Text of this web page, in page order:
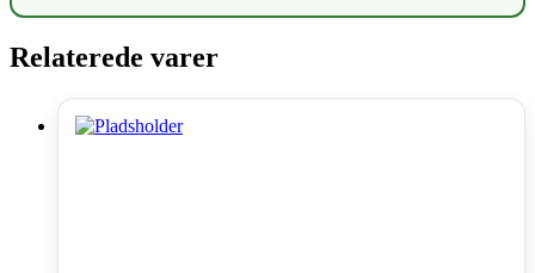
Relaterede varer